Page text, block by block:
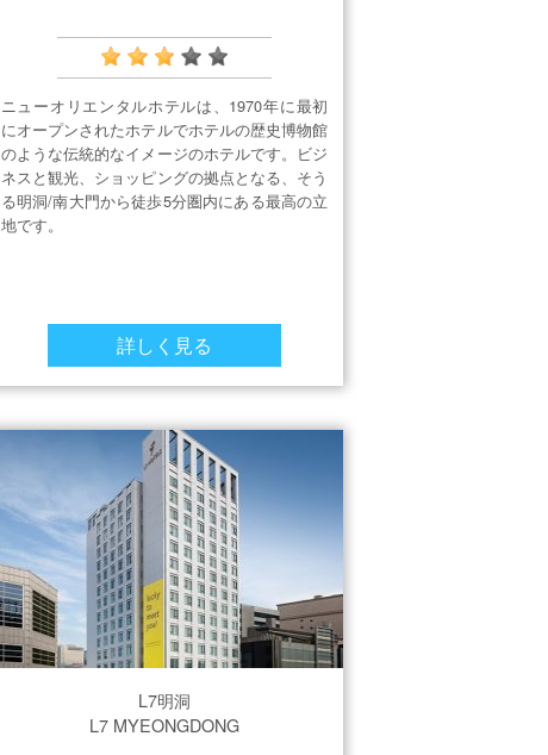
ニューオリエンタルホテルは、1970年に最初
にオープンされたホテルでホテルの歴史博物館
のような伝統的なイメージのホテルです。ビジ
ネスと観光、ショッピングの拠点となる、そう
る明洞/南大門から徒歩5分圏内にある最高の立
地です。
詳しく見る
L7明洞
L7 MYEONGDONG